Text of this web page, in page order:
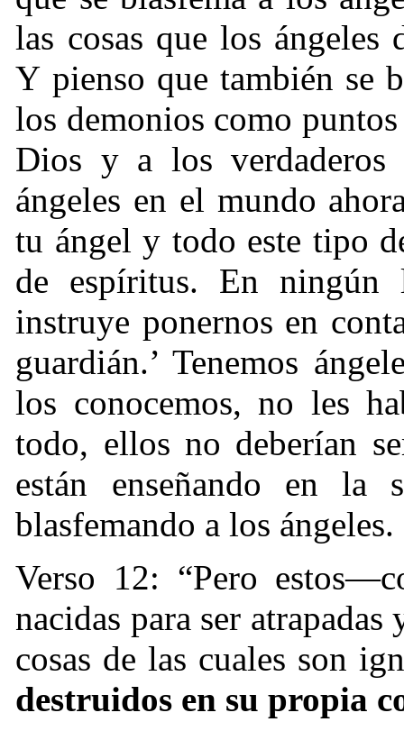
las cosas que los ángeles
Y pienso que también se
los demonios como
Dios y a los verdaderos
ángeles en el mundo
tu ángel y todo este tipo
de espíritus. En ningún
instruye ponernos en
guardián.’ Tenemos
los conocemos, no les
todo, ellos no deberían
están enseñando en la
blasfemando a los ángeles.
Verso 12: “Pero
nacidas para ser
cosas de las cuales son
destruidos en su propia